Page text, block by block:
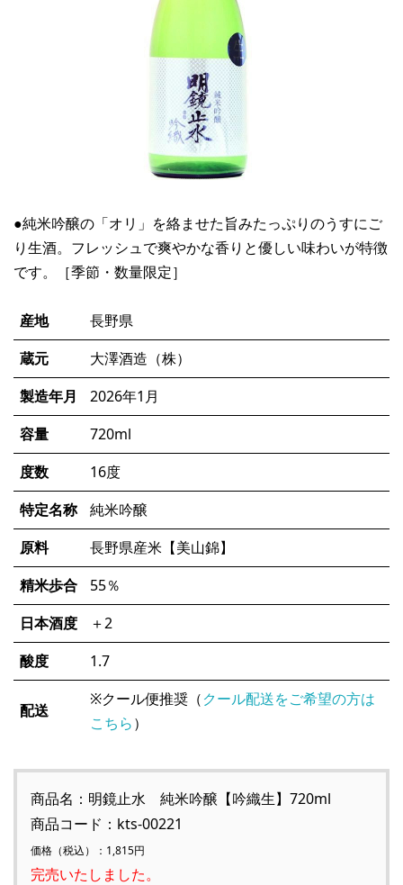
●純米吟醸の「オリ」を絡ませた旨みたっぷりのうすにご
り生酒。フレッシュで爽やかな香りと優しい味わいが特徴
です。［季節・数量限定］
産地
長野県
蔵元
大澤酒造（株）
製造年月
2026年1月
容量
720ml
度数
16度
特定名称
純米吟醸
原料
長野県産米【美山錦】
精米歩合
55％
日本酒度
＋2
酸度
1.7
配送
※クール便推奨（クール配送をご希望の方は
こちら）
商品名：明鏡止水 純米吟醸【吟織生】720ml
商品コード：kts-00221
価格（税込）：1,815円
完売いたしました。